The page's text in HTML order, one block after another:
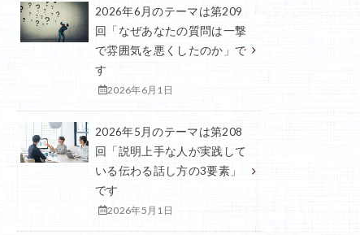
2026年6月のテーマは第209
回「なぜあなたの質問は一撃
で雰囲気を悪くしたのか」で
す
2026年6月1日
2026年5月のテーマは第208
回「説明上手な人が実践して
いる伝わる話し方の3要素」
です
2026年5月1日